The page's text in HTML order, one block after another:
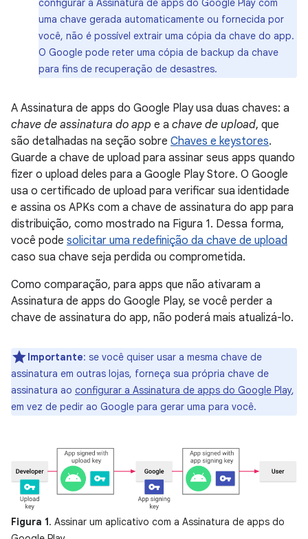
configurar a Assinatura de apps do Google Play com
uma chave gerada automaticamente ou fornecida por
você, não é possível extrair uma cópia da chave do app.
O Google pode reter uma cópia de backup da chave
para fins de recuperação de desastres.
A Assinatura de apps do Google Play usa duas chaves: a
chave de assinatura do app e a chave de upload, que
são detalhadas na seção sobre Chaves e keystores.
Guarde a chave de upload para assinar seus apps quando
fizer o upload deles para a Google Play Store. O Google
usa o certificado de upload para verificar sua identidade
e assina os APKs com a chave de assinatura do app para
distribuição, como mostrado na Figura 1. Dessa forma,
você pode solicitar uma redefinição da chave de upload
caso sua chave seja perdida ou comprometida.
Como comparação, para apps que não ativaram a
Assinatura de apps do Google Play, se você perder a
chave de assinatura do app, não poderá mais atualizá-lo.
Importante: se você quiser usar a mesma chave de
assinatura em outras lojas, forneça sua própria chave de
assinatura ao configurar a Assinatura de apps do Google Play,
em vez de pedir ao Google para gerar uma para você.
Figura 1. Assinar um aplicativo com a Assinatura de apps do